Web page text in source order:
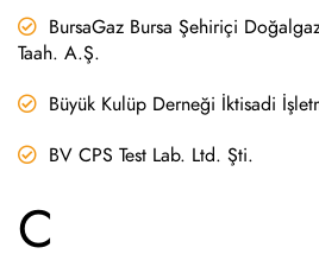
BursaGaz Bursa Şehiriçi
Taah. A.Ş.
Büyük Kulüp Derneği İktisadi
BV CPS Test Lab. Ltd. Şti.
C